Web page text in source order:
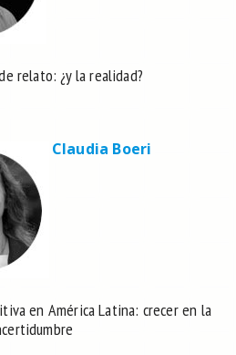
relato: ¿y la realidad?
Claudia Boeri
en América Latina: crecer en la